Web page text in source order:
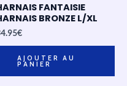
FANTAISIE
BRONZE L/XL
€
AJOUTER AU
PANIER